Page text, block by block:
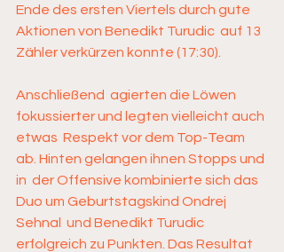
Ende des ersten Viertels durch gute
Aktionen von Benedikt Turudic  auf 13
Zähler verkürzen konnte (17:30).
Anschließend  agierten die Löwen
fokussierter und legten vielleicht auch
etwas  Respekt vor dem Top-Team
ab. Hinten gelangen ihnen Stopps und
in  der Offensive kombinierte sich das
Duo um Geburtstagskind Ondrej
Sehnal  und Benedikt Turudic
erfolgreich zu Punkten. Das Resultat